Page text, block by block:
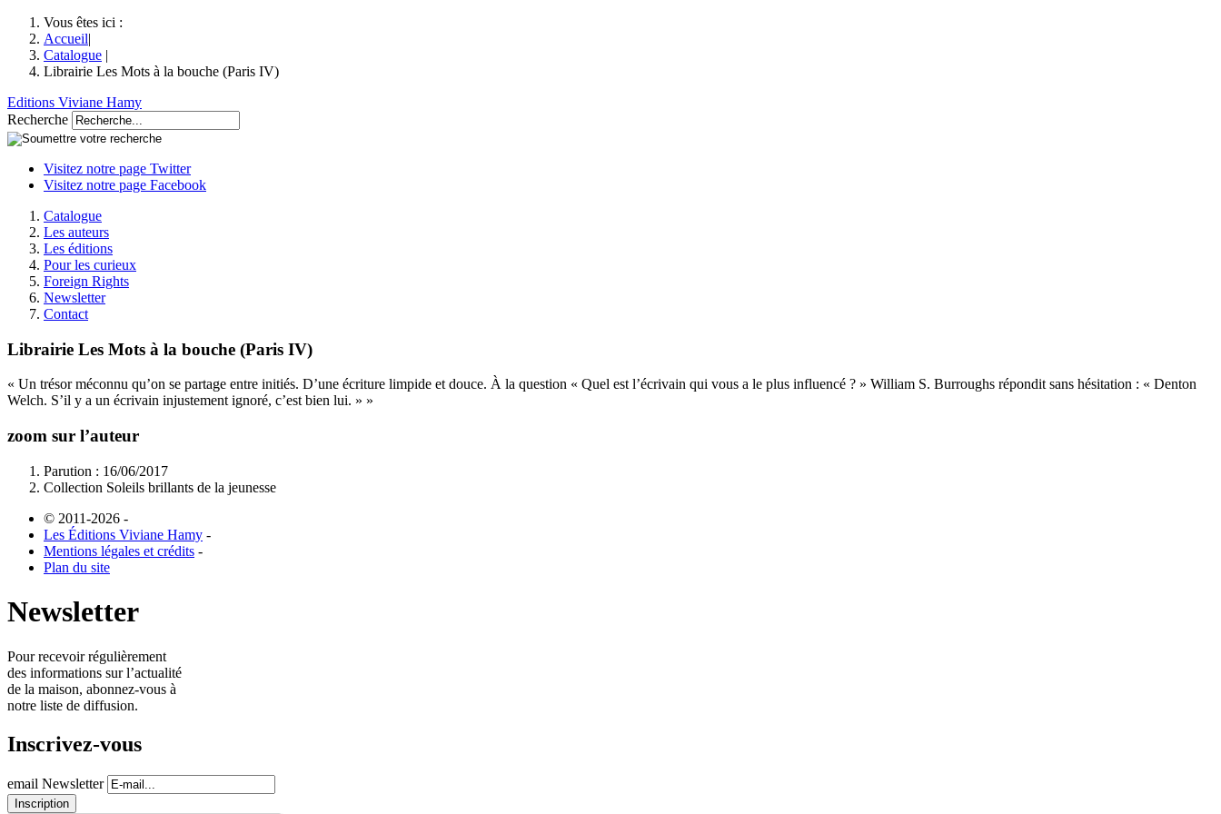
Vous êtes ici :
Accueil|
Catalogue |
Librairie Les Mots à la bouche (Paris IV)
Editions Viviane Hamy
Recherche
Visitez notre page Twitter
Visitez notre page Facebook
Catalogue
Les auteurs
Les éditions
Pour les curieux
Foreign Rights
Newsletter
Contact
Librairie Les Mots à la bouche (Paris IV)
« Un trésor méconnu qu’on se partage entre initiés. D’une écriture limpide et douce. À la question « Quel est l’écrivain qui vous a le plus influencé ? » William S. Burroughs répondit sans hésitation : « Denton
Welch. S’il y a un écrivain injustement ignoré, c’est bien lui. » »
zoom sur l’auteur
Parution : 16/06/2017
Collection Soleils brillants de la jeunesse
© 2011-2026 -
Les Éditions Viviane Hamy -
Mentions légales et crédits -
Plan du site
Newsletter
Pour recevoir régulièrement
des informations sur l’actualité
de la maison, abonnez-vous à
notre liste de diffusion.
Inscrivez-vous
email Newsletter